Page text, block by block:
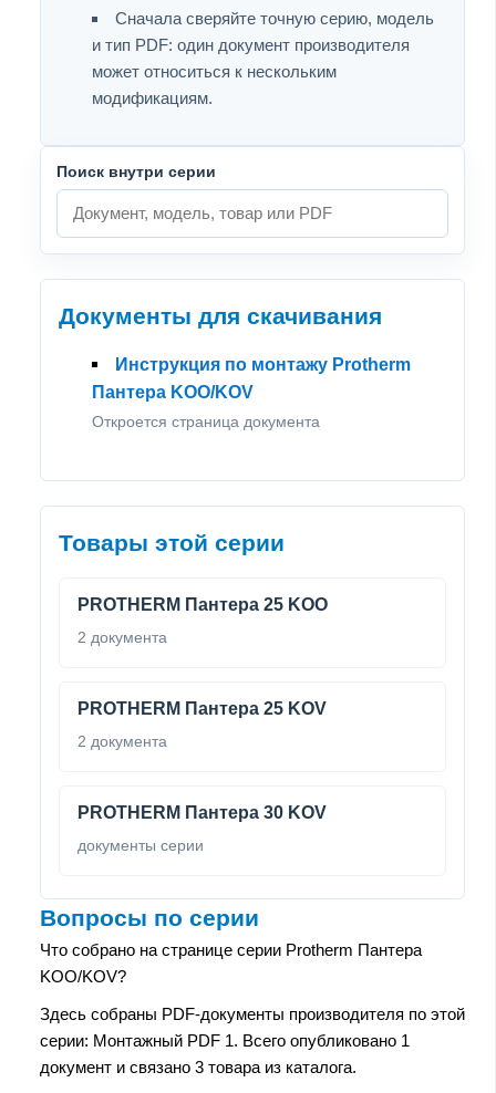
Сначала сверяйте точную серию, модель
и тип PDF: один документ производителя
может относиться к нескольким
модификациям.
Поиск внутри серии
Документы для скачивания
Инструкция по монтажу Protherm
Пантера KOO/KOV
Откроется страница документа
Товары этой серии
PROTHERM Пантера 25 KOO
2 документа
PROTHERM Пантера 25 KOV
2 документа
PROTHERM Пантера 30 KOV
документы серии
Вопросы по серии
Что собрано на странице серии Protherm Пантера
KOO/KOV?
Здесь собраны PDF-документы производителя по этой
серии: Монтажный PDF 1. Всего опубликовано 1
документ и связано 3 товара из каталога.